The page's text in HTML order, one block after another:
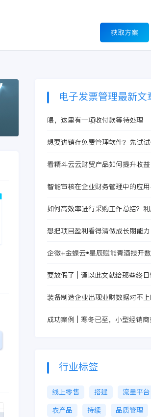
获取方案
电子发票管理最新文
喂，这里有一项收付款等待处理
想要进销存免费管理软件？先试
看精斗云云财贸产品如何提升收益
智能审核在企业财务管理中的应
如何高效率进行采购工作总结？
想把项目盈利看得清做成长期能
企微+金蝶云•星辰赋能青酒技开
要放假了 | 谨以此文献给那些终
装备制造企业出现业财数据对不上
成功案例 | 寒冬已至，小型经销
行业标签
线上零售 搭建
流量平台
农产品
持续
品质管理